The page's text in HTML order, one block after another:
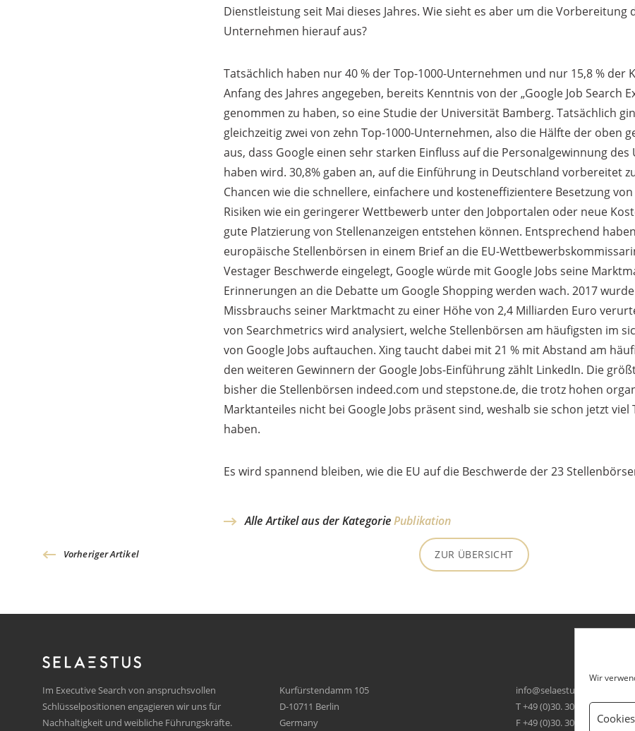
Wir
Dienstleistung seit Mai dieses Jahres. Wie sieht es aber um die Vorbereitung
Unternehmen hierauf aus?
Tatsächlich haben nur 40 % der Top-1000-Unternehmen und nur 15,8 % der
Anfang des Jahres angegeben, bereits Kenntnis von der „Google Job Search
genommen zu haben, so eine Studie der Universität Bamberg. Tatsächlich
gleichzeitig zwei von zehn Top-1000-Unternehmen, also die Hälfte der oben
aus, dass Google einen sehr starken Einfluss auf die Personalgewinnung
haben wird. 30,8% gaben an, auf die Einführung in Deutschland vorbereitet
Chancen wie die schnellere, einfachere und kosteneffizientere Besetzung
Risiken wie ein geringerer Wettbewerb unter den Jobportalen oder neue
gute Platzierung von Stellenanzeigen entstehen können. Entsprechend
europäische Stellenbörsen in einem Brief an die EU-
Vestager Beschwerde eingelegt, Google würde mit Google Jobs seine
Erinnerungen an die Debatte um Google Shopping werden wach. 2017
Missbrauchs seiner Marktmacht zu einer Höhe von 2,4 Milliarden Euro
von Searchmetrics wird analysiert, welche Stellenbörsen am häufigsten im
von Google Jobs auftauchen. Xing taucht dabei mit 21 % mit Abstand am
den weiteren Gewinnern der Google Jobs-Einführung zählt LinkedIn. Die
bisher die Stellenbörsen indeed.com und stepstone.de, die trotz hohen
Marktanteiles nicht bei Google Jobs präsent sind, weshalb sie schon jetzt
haben.
Es wird spannend bleiben, wie die EU auf die Beschwerde der 23
Alle Artikel aus der KategoriePublikation
Vorheriger Artikel ZUR ÜBERSICHT
Im Executive Search von anspruchsvollen
Schlüsselpositionen engagieren wir uns für
Nachhaltigkeit und weibliche Führungskräfte.
Kurfürstendamm 105
D-10711 Berlin
Germany
ed.su
tseal
es@of
ni
T +49 (0)30. 30 10 45 3-0
F +49 (0)30. 30 10 45 3-29